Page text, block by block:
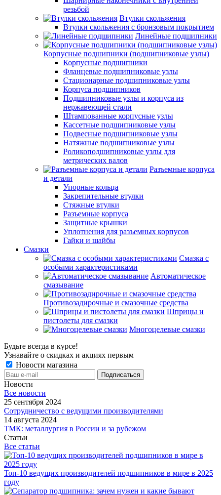
резьбой
Втулки скольжения
Втулки скольжения с бронзовым покрытием
Линейные подшипники
Корпусные подшипники (подшипниковые узлы)
Корпусные подшипники
Фланцевые подшипниковые узлы
Стационарные подшипниковые узлы
Корпуса подшипников
Подшипниковые узлы и корпуса из
нержавеющей стали
Штампованные корпусные узлы
Кассетные подшипниковые узлы
Подвесные подшипниковые узлы
Натяжные подшипниковые узлы
Роликоподшипниковые узлы для
метрических валов
Разъемные корпуса
и детали
Упорные кольца
Закрепительные втулки
Стяжные втулки
Разъемные корпуса
Защитные крышки
Уплотнения для разъемных корпусов
Гайки и шайбы
Смазки
Смазка с
особыми характеристиками
Автоматическое
смазывание
Противозадирочные и смазочные средства
Шприцы и
пистолеты для смазки
Многоцелевые смазки
Будьте всегда в курсе!
Узнавайте о скидках и акциях первым
Новости магазина
Новости
Все новости
25 сентября 2024
Сотрудничество с ведущими производителями
14 августа 2024
ТМК: металлургия в России и за рубежом
Статьи
Все статьи
Топ-10 ведущих производителей подшипников в мире в 2025
году